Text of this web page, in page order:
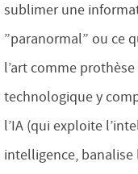
sublimer une
”paranormal” ou ce
l’art comme
technologique y
l’IA (qui exploite
intelligence,